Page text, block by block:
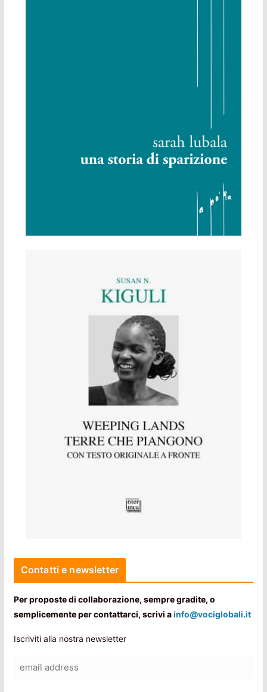
Contatti e newsletter
Per proposte di collaborazione, sempre gradite, o
semplicemente per contattarci, scrivi ainfo@vociglobali.it
Iscriviti alla nostra newsletter